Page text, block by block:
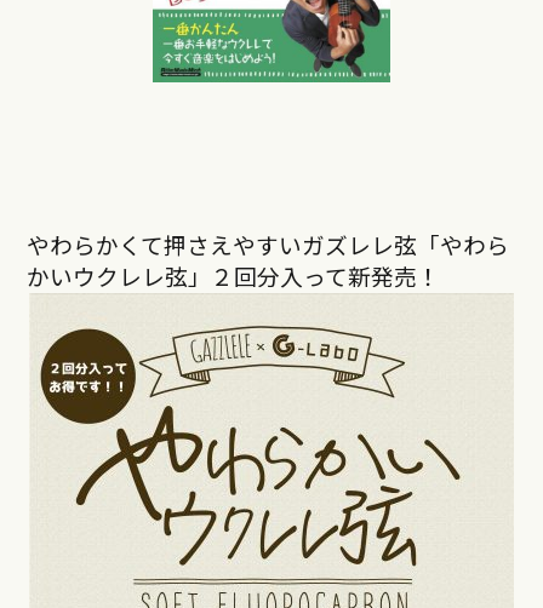
やわらかくて押さえやすいガズレレ弦「やわら
かいウクレレ弦」２回分入って新発売！